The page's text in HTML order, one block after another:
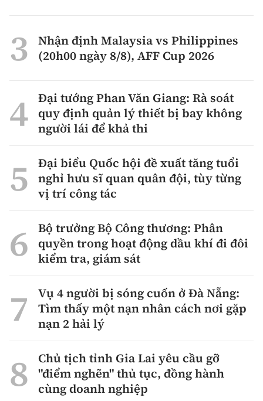
Nhận định Malaysia vs Philippines
(20h00 ngày 8/8), AFF Cup 2026
Đại tướng Phan Văn Giang: Rà soát
quy định quản lý thiết bị bay không
người lái để khả thi
Đại biểu Quốc hội đề xuất tăng tuổi
nghỉ hưu sĩ quan quân đội, tùy từng
vị trí công tác
Bộ trưởng Bộ Công thương: Phân
quyền trong hoạt động dầu khí đi đôi
kiểm tra, giám sát
Vụ 4 người bị sóng cuốn ở Đà Nẵng:
Tìm thấy một nạn nhân cách nơi gặp
nạn 2 hải lý
Chủ tịch tỉnh Gia Lai yêu cầu gỡ
"điểm nghẽn" thủ tục, đồng hành
cùng doanh nghiệp